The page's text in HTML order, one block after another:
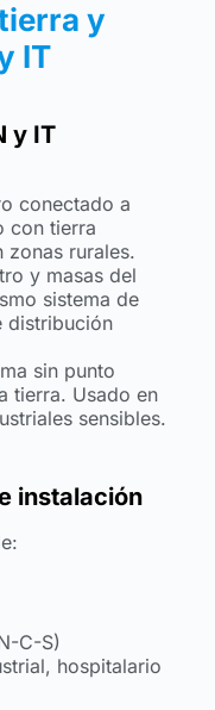
y
IT
y IT
conectado a
con tierra
zonas rurales.
y masas del
sistema de
distribución
sin punto
tierra. Usado en
sensibles.
instalación
C-S)
hospitalario